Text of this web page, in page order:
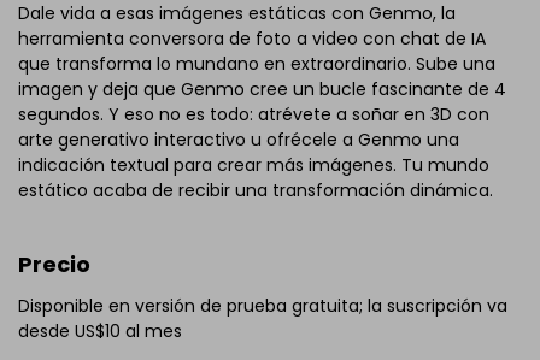
Dale vida a esas imágenes estáticas con Genmo, la
herramienta conversora de foto a video con chat de IA
que transforma lo mundano en extraordinario. Sube una
imagen y deja que Genmo cree un bucle fascinante de 4
segundos. Y eso no es todo: atrévete a soñar en 3D con
arte generativo interactivo u ofrécele a Genmo una
indicación textual para crear más imágenes. Tu mundo
estático acaba de recibir una transformación dinámica.
Precio
Disponible en versión de prueba gratuita; la suscripción va
desde US$10 al mes